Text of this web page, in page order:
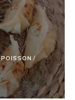
POISSON /